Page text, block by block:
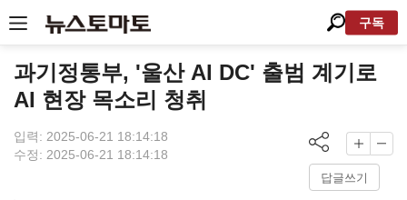
구독
과기정통부, '울산 AI DC' 출범 계기로
AI 현장 목소리 청취
입력: 2025-06-21 18:14:18
수정: 2025-06-21 18:14:18
답글쓰기